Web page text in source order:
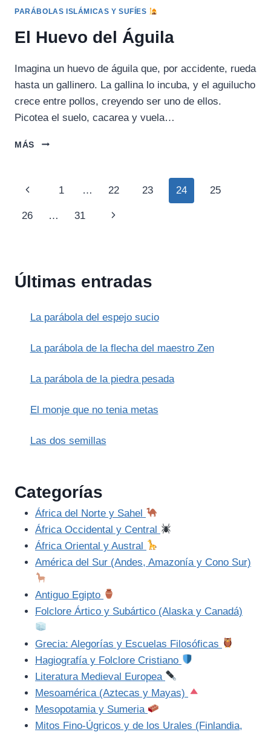
PARÁBOLAS ISLÁMICAS Y SUFÍES
El Huevo del Águila
Imagina un huevo de águila que, por accidente, rueda
hasta un gallinero. La gallina lo incuba, y el aguilucho
crece entre pollos, creyendo ser uno de ellos.
Picotea el suelo, cacarea y vuela…
MÁS
EL
Navegación
de
Página
anterior
1 … 22 23 24 25
26 … 31
Siguiente
Últimas entradas
La parábola del espejo sucio
La parábola de la flecha del maestro Zen
La parábola de la piedra pesada
El monje que no tenia metas
Las dos semillas
Categorías
África del Norte y Sahel
África Occidental y Central
África Oriental y Austral
América del Sur (Andes, Amazonía y Cono Sur)
Antiguo Egipto
Folclore Ártico y Subártico (Alaska y Canadá)
Grecia: Alegorías y Escuelas Filosóficas
Hagiografía y Folclore Cristiano
Literatura Medieval Europea
Mesoamérica (Aztecas y Mayas)
Mesopotamia y Sumeria
Mitos Fino-Úgricos y de los Urales (Finlandia,